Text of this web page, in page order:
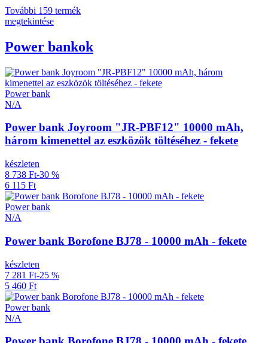
További 159 termék
megtekintése
Power bankok
Power bank
N/A
Power bank Joyroom "JR-PBF12" 10000 mAh,
három kimenettel az eszközök töltéséhez - fekete
készleten
8 738 Ft-30 %
6 115 Ft
Power bank
N/A
Power bank Borofone BJ78 - 10000 mAh - fekete
készleten
7 281 Ft-25 %
5 460 Ft
Power bank
N/A